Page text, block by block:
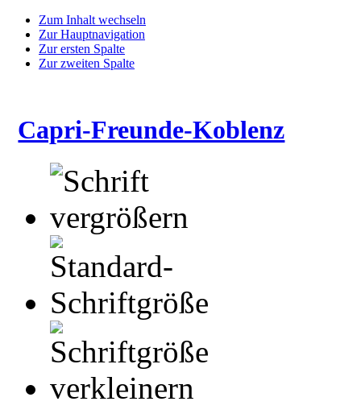
Zum Inhalt wechseln
Zur Hauptnavigation
Zur ersten Spalte
Zur zweiten Spalte
Capri-Freunde-Koblenz